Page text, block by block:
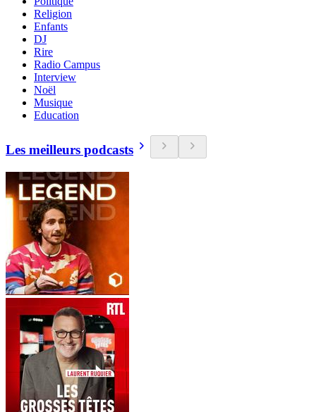
Religion
Enfants
DJ
Rire
Radio Campus
Interview
Noël
Musique
Education
Les meilleurs podcasts